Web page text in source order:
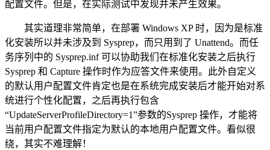
配置文件。但是，在实际测试中发现并未产生效果。
其实道理非常简单，在部署 Windows XP 时，因为是标准
化安装所以并未涉及到 Sysprep，而只用到了 Unattend。而任
务序列中的 Sysprep.inf 可以协助我们在标准化安装之后执行
Sysprep 和 Capture 操作时作为应答文件来使用。此外自定义
的默认用户配置文件肯定也是在系统完成安装后才能开始对系
统进行个性化配置，之后再执行包含
“UpdateServerProfileDirectory=1”参数的Sysprep 操作，才能将
当前用户配置文件指定为默认的本地用户配置文件。看似很
绕，其实不难理解！